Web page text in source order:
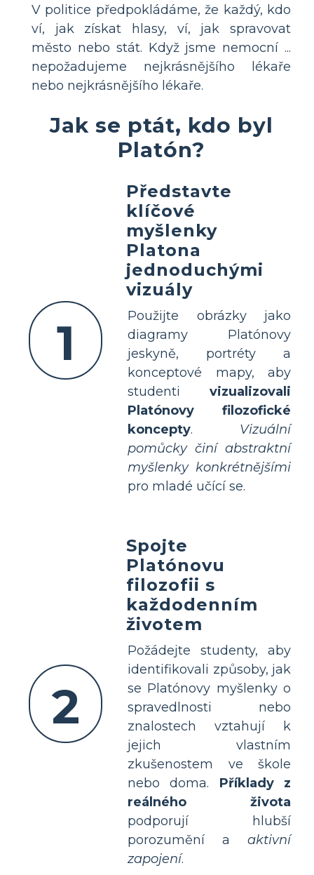
V politice předpokládáme, že každý, kdo
ví, jak získat hlasy, ví, jak spravovat
město nebo stát. Když jsme nemocní ...
nepožadujeme nejkrásnějšího lékaře
nebo nejkrásnějšího lékaře.
Jak se ptát, kdo byl
Platón?
1
Představte
klíčové
myšlenky
Platona
jednoduchými
vizuály
Použijte obrázky jako
diagramy Platónovy
jeskyně, portréty a
konceptové mapy, aby
studenti vizualizovali
Platónovy filozofické
koncepty. Vizuální
pomůcky činí abstraktní
myšlenky konkrétnějšími
pro mladé učící se.
2
Spojte
Platónovu
filozofii s
každodenním
životem
Požádejte studenty, aby
identifikovali způsoby, jak
se Platónovy myšlenky o
spravedlnosti nebo
znalostech vztahují k
jejich vlastním
zkušenostem ve škole
nebo doma. Příklady z
reálného života
podporují hlubší
porozumění a aktivní
zapojení.